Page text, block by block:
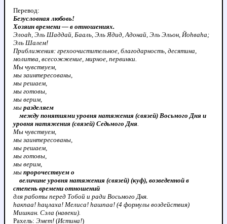
Перевод:
Безусловная любовь!
Хозяин времени — в отношениях.
Элоаh, Эль Шаддай, Бааль, Эль Ядид, Адонай, Эль Эльон, Йоhваhа;
Эль Шалем!
Приближения: грехоочистительное, благодарность, десятина,
молитва, всесожжение, мирное, первинки.
Мы чувствуем,
мы заинтересованы,
мы решаем,
мы готовы,
мы верим,
мы разделяем
между понятиями уровня натяжения (связей) Восьмого Дня и
уровня натяжения (связей) Седьмого Дня.
Мы чувствуем,
мы заинтересованы,
мы решаем,
мы готовы,
мы верим,
мы пророчествуем о
величине уровня натяжения (связей) (куф), возведенной в
степень времени отношений
для работы перед Тобой и ради Восьмого Дня.
hакпаа! hацлаха! Мелиса! hашпаа! (4 формулы воздействия)
Мишкан. Сэла (навеки).
Рахель: Эмет! (Истина!)